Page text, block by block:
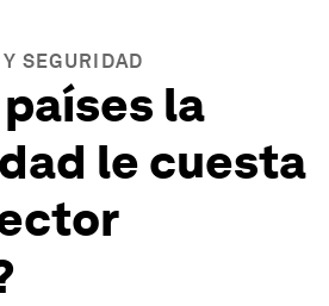
SEGURIDAD
la
le cuesta